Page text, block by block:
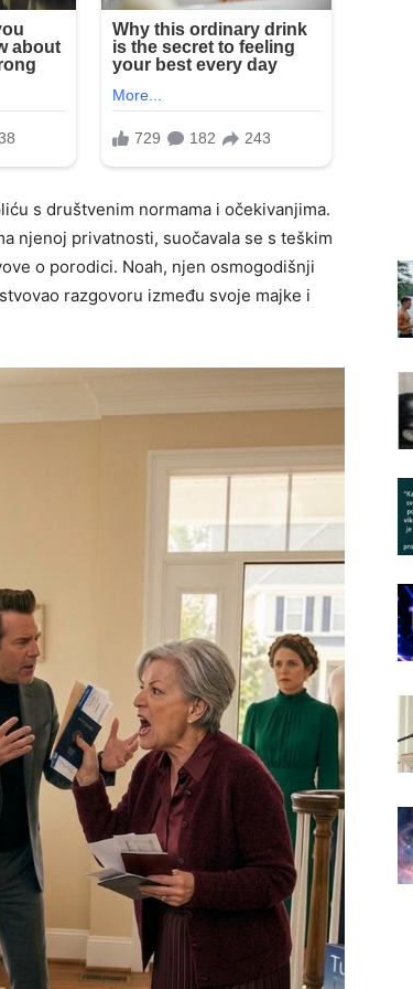
s društvenim normama i očekivanjima.
njenoj privatnosti, suočavala se s teškim
o porodici. Noah, njen osmogodišnji
razgovoru između svoje majke i